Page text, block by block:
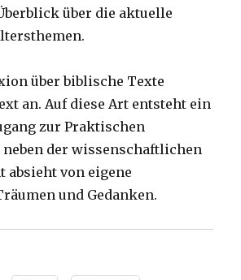
über die aktuelle
über biblische Texte
an. Auf diese Art entsteht ein
zur Praktischen
der wissenschaftlichen
absieht von eigene
und Gedanken.